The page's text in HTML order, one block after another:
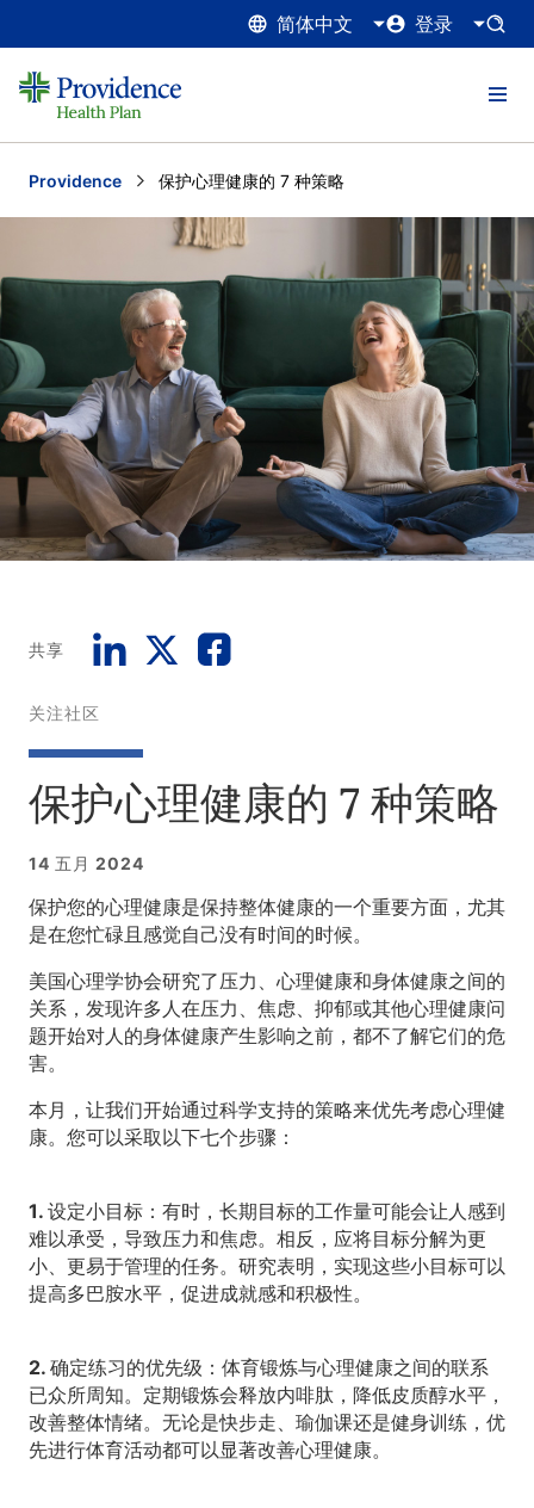
简体中文 登录
Providence Current:
保护心理健康的 7 种策略
共享
关注社区
保护心理健康的 7 种策略
14 五月 2024
保护您的心理健康是保持整体健康的一个重要方面，尤其
是在您忙碌且感觉自己没有时间的时候。
美国心理学协会研究了压力、心理健康和身体健康之间的
关系，发现许多人在压力、焦虑、抑郁或其他心理健康问
题开始对人的身体健康产生影响之前，都不了解它们的危
害。
本月，让我们开始通过科学支持的策略来优先考虑心理健
康。您可以采取以下七个步骤：
1. 设定小目标： 有时，长期目标的工作量可能会让人感到
难以承受，导致压力和焦虑。相反，应将目标分解为更
小、更易于管理的任务。研究表明，实现这些小目标可以
提高多巴胺水平，促进成就感和积极性。
2. 确定练习的优先级： 体育锻炼与心理健康之间的联系
已众所周知。定期锻炼会释放内啡肽，降低皮质醇水平，
改善整体情绪。无论是快步走、瑜伽课还是健身训练，优
先进行体育活动都可以显著改善心理健康。